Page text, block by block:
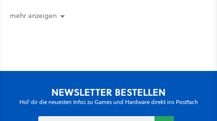
mehr anzeigen
NEWSLETTER BESTELLEN
Hol' dir die neuesten Infos zu Games und Hardware direkt ins Postfach